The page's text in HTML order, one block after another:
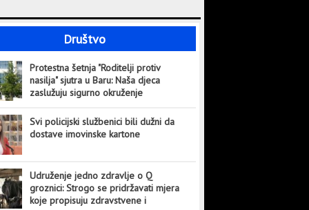
Društvo
Protestna šetnja "Roditelji protiv
nasilja" sjutra u Baru: Naša djeca
zaslužuju sigurno okruženje
Svi policijski službenici bili dužni da
dostave imovinske kartone
Udruženje jedno zdravlje o Q
groznici: Strogo se pridržavati mjera
koje propisuju zdravstvene i